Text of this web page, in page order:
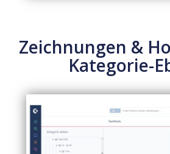
Zeichnungen &
Kategorie-